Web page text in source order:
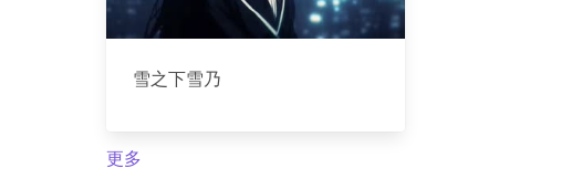
雪之下雪乃
更多